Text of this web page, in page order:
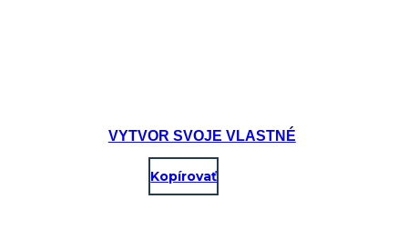
VYTVOR SVOJE VLASTNÉ
Kopírovať